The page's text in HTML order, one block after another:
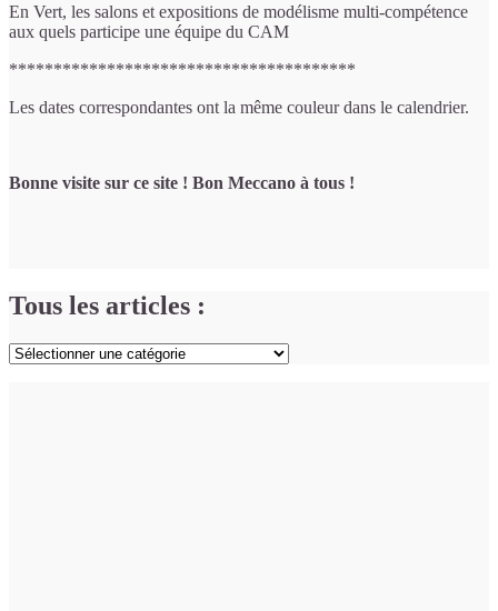
En Vert, les salons et expositions de modélisme multi-compétence
aux quels participe une équipe du CAM
***************************************
Les dates correspondantes ont la même couleur dans le calendrier.
Bonne visite sur ce site ! Bon Meccano à tous !
Tous les articles :
Tous